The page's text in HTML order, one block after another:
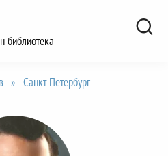
библиотека
» Санкт-Петербург